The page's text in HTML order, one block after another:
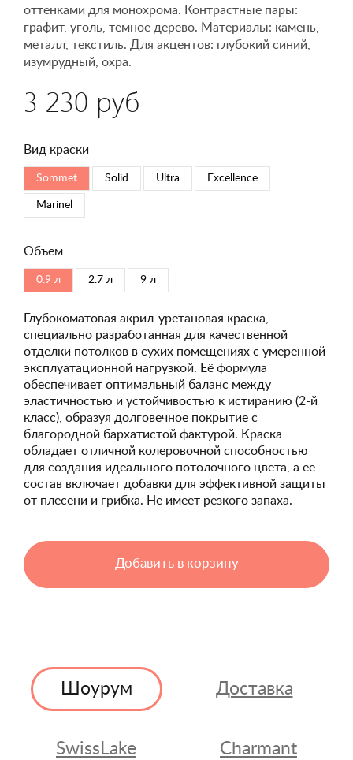
оттенками для монохрома. Контрастные пары:
графит, уголь, тёмное дерево. Материалы: камень,
металл, текстиль. Для акцентов: глубокий синий,
изумрудный, охра.
3 230 руб
Вид краски
Sommet Solid Ultra Excellence
Marinel
Объём
0.9 л 2.7 л 9 л
Глубокоматовая акрил-уретановая краска,
специально разработанная для качественной
отделки потолков в сухих помещениях с умеренной
эксплуатационной нагрузкой. Её формула
обеспечивает оптимальный баланс между
эластичностью и устойчивостью к истиранию (2-й
класс), образуя долговечное покрытие с
благородной бархатистой фактурой. Краска
обладает отличной колеровочной способностью
для создания идеального потолочного цвета, а её
состав включает добавки для эффективной защиты
от плесени и грибка. Не имеет резкого запаха.
Добавить в корзину
Шоурум Доставка
SwissLake Charmant